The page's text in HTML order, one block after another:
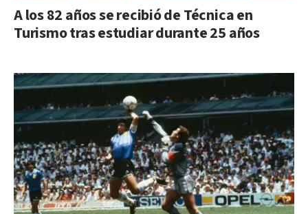
A los 82 años se recibió de Técnica en
Turismo tras estudiar durante 25 años